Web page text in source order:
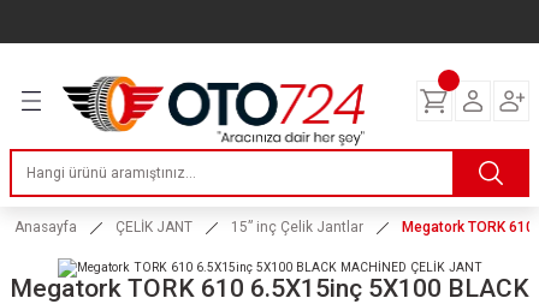
Lastikleri
ve Fren Yağları
Anasayfa ÇELİK JANT 15” inç Çelik Jantlar Megatork TORK
Megatork TORK 610 6.5X15inç 5X100 BLACK